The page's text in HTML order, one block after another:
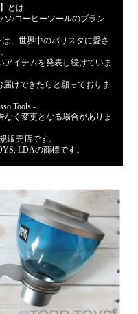
とは
ソ/コーヒーツールのブラン
、世界中のバリスタに愛さ
イテムを発表し続けていま
けできたらと願っておりま
Tools -
く変更となる場合がありま
販売店です。
LDAの商標です。